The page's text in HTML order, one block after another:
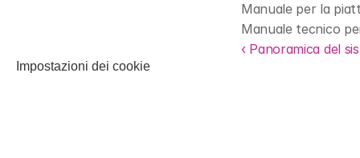
Manuale per la
Manuale tecnico
‹ Panoramica del
Impostazioni dei cookie